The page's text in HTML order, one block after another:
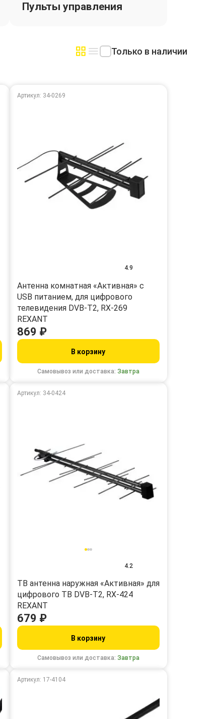
Пульты управления
Только в наличии
Артикул: 34-0269
4.9
Антенна комнатная «Активная» с
USB питанием, для цифрового
телевидения DVB-T2, RX-269
REXANT
Самовывоз или доставка: Завтра
869 ₽
В корзину
Артикул: 34-0424
4.2
ТВ антенна наружная «Активная» для
цифрового ТВ DVB-T2, RX-424
REXANT
Самовывоз или доставка: Завтра
679 ₽
В корзину
Артикул: 17-4104